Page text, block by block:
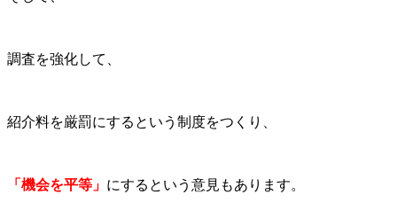
調査を強化して、
紹介料を厳罰にするという制度をつくり、
「機会を平等」 にするという意見もあります。